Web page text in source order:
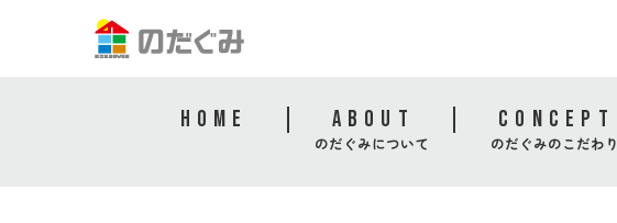
HOME ABOUT
のだぐみについて
CONCEPT
のだぐみのこだわり